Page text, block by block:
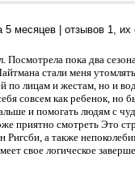
5 месяцев | отзывов 1, их
Посмотрела пока два
стали меня
по лицам и жестам, но и
совсем как ребенок,
и помогать людям с
приятно смотреть Это
Ригсби, а также
свое логическое